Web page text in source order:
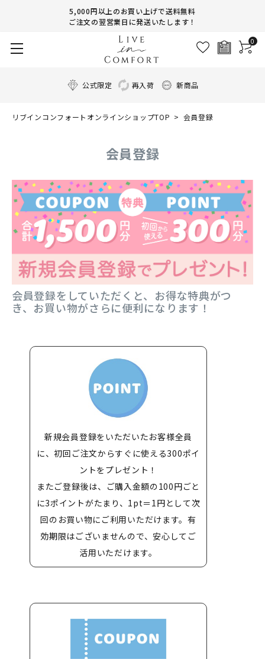
5,000円以上のお買い上げで送料無料
ご注文の翌営業日に発送いたします！
0
公式限定 再入荷 新商品
リブインコンフォートオンラインショップTOP 会員登録
会員登録
会員登録をしていただくと、お得な特典がつ
き、お買い物がさらに便利になります！
新規会員登録をいただいたお客様全員
に、初回ご注文からすぐに使える300ポイ
ントをプレゼント！
またご登録後は、ご購入金額の100円ごと
に3ポイントがたまり、1pt＝1円として次
回のお買い物にご利用いただけます。有
効期限はございませんので、安心してご
活用いただけます。